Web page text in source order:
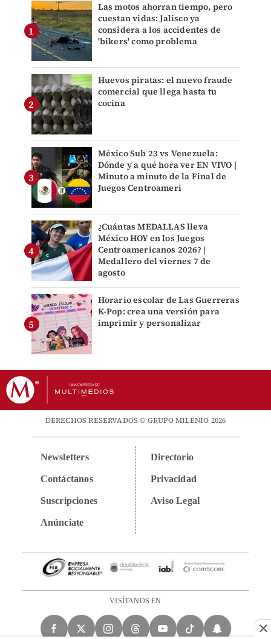
Las motos ahorran tiempo, pero
cuestan vidas: Jalisco ya
considera a los accidentes de
'bikers' como problema
Huevos piratas: el nuevo fraude
comercial que llega hasta tu
cocina
México Sub 23 vs Venezuela:
Dónde y a qué hora ver EN VIVO |
Minuto a minuto de la Final de
Juegos Centroameri
¿Cuántas MEDALLAS lleva
México HOY en los Juegos
Centroamericanos 2026? |
Medallero del viernes 7 de
agosto
Horario escolar de Las Guerreras
K-Pop: crea una versión para
imprimir y personalizar
DERECHOS RESERVADOS © GRUPO MILENIO 2026
Newsletters
Contáctanos
Suscripciones
Anúnciate
Directorio
Privacidad
Aviso Legal
VISÍTANOS EN